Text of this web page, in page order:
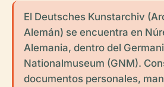
El Deutsches Kunstarchiv
Alemán) se encuentra en
Alemania, dentro del
Nationalmuseum (GNM).
documentos personales,